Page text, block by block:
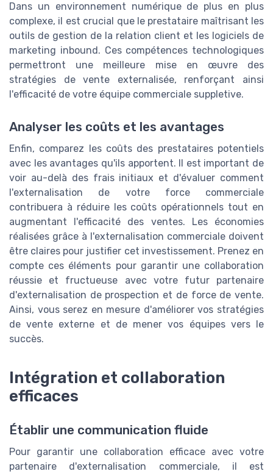
Dans un environnement numérique de plus en plus
complexe, il est crucial que le prestataire maîtrisant les
outils de gestion de la relation client et les logiciels de
marketing inbound. Ces compétences technologiques
permettront une meilleure mise en œuvre des
stratégies de vente externalisée, renforçant ainsi
l'efficacité de votre équipe commerciale suppletive.
Analyser les coûts et les avantages
Enfin, comparez les coûts des prestataires potentiels
avec les avantages qu'ils apportent. Il est important de
voir au-delà des frais initiaux et d'évaluer comment
l'externalisation de votre force commerciale
contribuera à réduire les coûts opérationnels tout en
augmentant l'efficacité des ventes. Les économies
réalisées grâce à l'externalisation commerciale doivent
être claires pour justifier cet investissement. Prenez en
compte ces éléments pour garantir une collaboration
réussie et fructueuse avec votre futur partenaire
d'externalisation de prospection et de force de vente.
Ainsi, vous serez en mesure d'améliorer vos stratégies
de vente externe et de mener vos équipes vers le
succès.
Intégration et collaboration
efficaces
Établir une communication fluide
Pour garantir une collaboration efficace avec votre
partenaire d'externalisation commerciale, il est